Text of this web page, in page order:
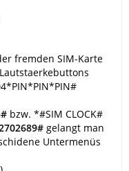
fremden SIM-Karte
bzw. *#SIM CLOCK#
gelangt man
Untermenüs